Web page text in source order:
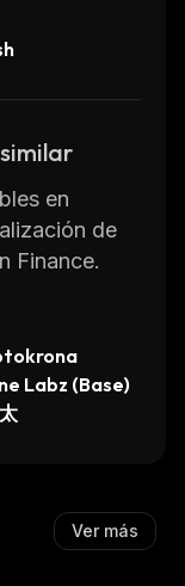
en
de
Finance.
Labz (Base)
Ver más